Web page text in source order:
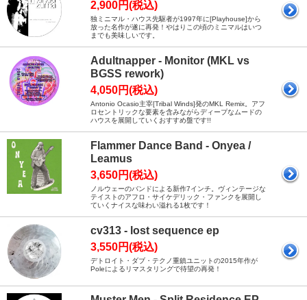
2,900円(税込)
独ミニマル・ハウス先駆者が1997年に[Playhouse]から
放った名作が遂に再発！やはりこの頃のミニマルはいつ
までも美味しいです。
Adultnapper - Monitor (MKL vs
BGSS rework)
4,050円(税込)
Antonio Ocasio主宰[Tribal Winds]発のMKL Remix。アフ
ロセントリックな要素を含みながらディープなムードの
ハウスを展開していくおすすめ盤です!!
Flammer Dance Band - Onyea /
Leamus
3,650円(税込)
ノルウェーのバンドによる新作7インチ。ヴィンテージな
テイストのアフロ・サイケデリック・ファンクを展開し
ていくナイスな味わい溢れる1枚です！
cv313 - lost sequence ep
3,550円(税込)
デトロイト・ダブ・テクノ重鎮ユニットの2015年作が
Poleによるリマスタリングで待望の再発！